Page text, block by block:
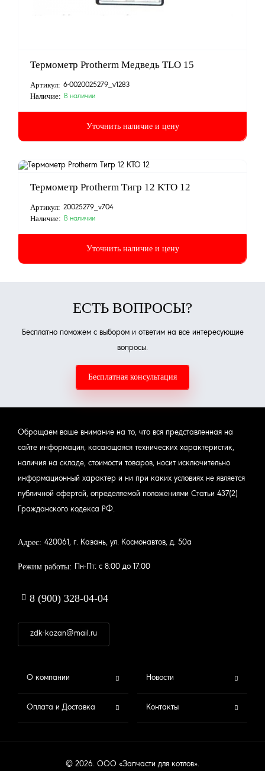
Термометр Protherm Медведь TLO 15
Артикул: 6-0020025279_v1283
Наличие: В наличии
Уточнить наличие и цену
Термометр Protherm Тигр 12 KTO 12
Артикул: 20025279_v704
Наличие: В наличии
Уточнить наличие и цену
ЕСТЬ ВОПРОСЫ?
Бесплатно поможем с выбором и ответим на все интересующие
вопросы.
Бесплатная консультация
Обращаем ваше внимание на то, что вся представленная на
сайте информация, касающаяся технических характеристик,
наличия на складе, стоимости товаров, носит исключительно
информационный характер и ни при каких условиях не является
публичной офертой, определяемой положениями Статьи 437(2)
Гражданского кодекса РФ.
Адрес: 420061, г. Казань, ул. Космонавтов, д. 50а
Режим работы: Пн-Пт: с 8:00 до 17:00
8 (900) 328-04-04
zdk-kazan@mail.ru
FOOTER
О компании
Оплата и Доставка
Новости
Контакты
© 2026. ООО «Запчасти для котлов».